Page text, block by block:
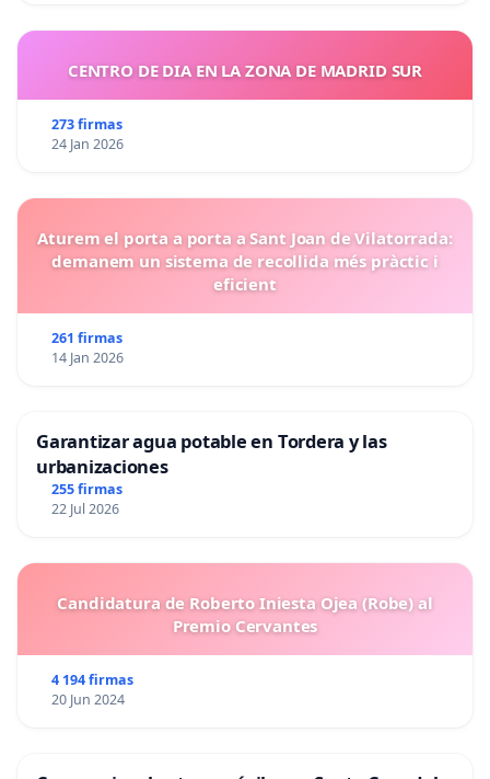
CENTRO DE DIA EN LA ZONA DE MADRID SUR
273 firmas
24 Jan 2026
Aturem el porta a porta a Sant Joan de Vilatorrada:
demanem un sistema de recollida més pràctic i
eficient
261 firmas
14 Jan 2026
Garantizar agua potable en Tordera y las
urbanizaciones
255 firmas
22 Jul 2026
Candidatura de Roberto Iniesta Ojea (Robe) al
Premio Cervantes
4 194 firmas
20 Jun 2024